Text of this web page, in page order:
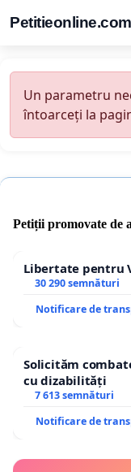
Petitieonline.com
Un parametru
întoarceți la
Petiții promovate de
Libertate pentru
30 290 semnături
Notificare de
Solicităm
cu dizabilități
7 613 semnături
Notificare de